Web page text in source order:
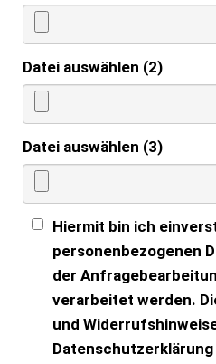
Datei auswählen (2)
Datei auswählen (3)
Hiermit bin ich
personenbezogenen
der
verarbeitet werden.
und
Datenschutzerklärung